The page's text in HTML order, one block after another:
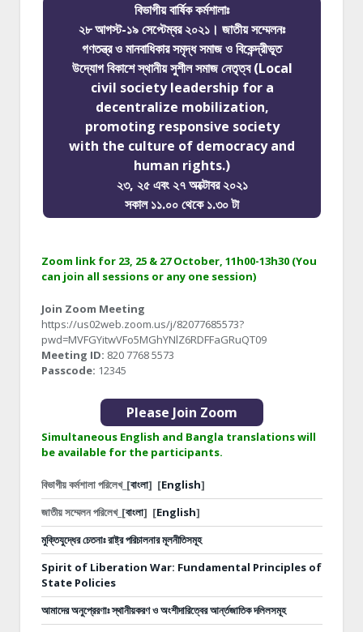
বিভাগীয় বার্ষিক কর্মশালাঃ
২৮ আগস্ট-১৯ সেপ্টেম্বর ২০২১। জাতীয় সম্মেলনঃ
গণতন্ত্র ও মানবাধিকার সমৃদ্ধ সমাজ ও বিকেন্দ্রীভূত
উদ্যোগ বিকাশে স্থানীয় সুশীল সমাজ নেতৃত্ব (Local
civil society leadership for a
decentralize mobilization,
promoting responsive society
with the culture of democracy and
human rights.)
২৩, ২৫ এবং ২৭ অক্টোবর ২০২১
সকাল ১১.০০ থেকে ১.৩০ টা
Zoom link for 23, 25 & 27 October, 11h00-13h30 (You
can join all sessions or any one session)
Join Zoom Meeting
https://us02web.zoom.us/j/82077685573?
pwd=MVFGYitwVFo5MGhYNlZ6RDFFaGRuQT09
Meeting ID: 820 7768 5573
Passcode: 12345
Please Join Zoom
Simultaneous English and Bangla translations will
be available for the participants.
বিভাগীয় কর্মশালা পরিলেখ_[বাংলা] [English]
জাতীয় সম্মেলন পরিলেখ_[বাংলা] [English]
মুক্তিযুদ্ধের চেতনাঃ রাষ্ট্র পরিচালনার মূলনীতিসমূহ
Spirit of Liberation War: Fundamental Principles of
State Policies
আমাদের অনুপ্রেরণাঃ স্থানীয়করণ ও অংশীদারিত্বের আর্ন্তজাতিক দলিলসমূহ